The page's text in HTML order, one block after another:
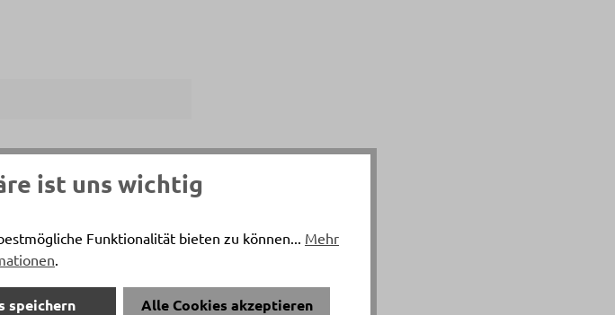
ist uns wichtig
Funktionalität bieten zu können... Mehr
speichern Alle Cookies akzeptieren